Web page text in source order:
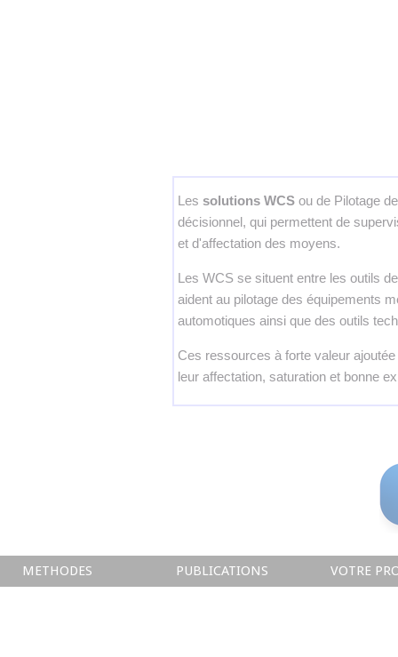
Les solutions WCS ou de Pilotage
décisionnel, qui permettent de
et d'affectation des moyens.
Les WCS se situent entre les outils
aident au pilotage des équipements
automotiques ainsi que des outils
Ces ressources à forte valeur
leur affectation, saturation et bonne
METHODES PUBLICATIONS VOTRE